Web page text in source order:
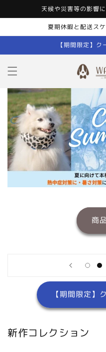
コンテン
ツに進む
天候や災害等の影響
夏期休暇と配送ス
【期間限定】
商
【期間限定】
新作コレクション